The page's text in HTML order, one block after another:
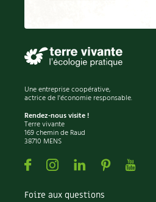
Habitat écologique
Matériaux écologiques
Énergie
Gestion de l’eau
Entretien de la maison
Expés
Bonnes adresses
Liste des pépiniéristes
Mieux consommer
Une entreprise coopérative,
actrice de l'économie responsable.
Rendez-nous visite !
Terre vivante
169 chemin de Raud
38710 MENS
FacebookInstagramLinkedin
Pinterest
Foire aux questions